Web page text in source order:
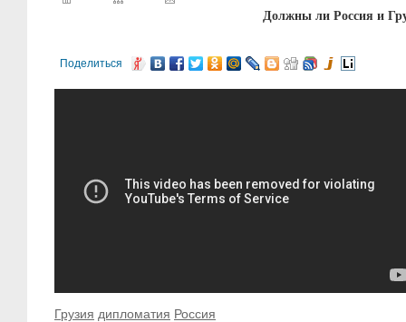
Должны ли Россия и
Поделиться
Грузия дипломатия Россия